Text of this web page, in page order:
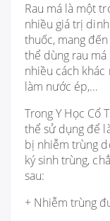
Rau má là một
nhiều giá trị
thuốc, mang
thể dùng rau
nhiều cách khác
làm nước ép,…
Trong Y Học Cổ
thể sử dụng để
bị nhiễm trùng
ký sinh trùng,
sau:
+ Nhiễm trùng